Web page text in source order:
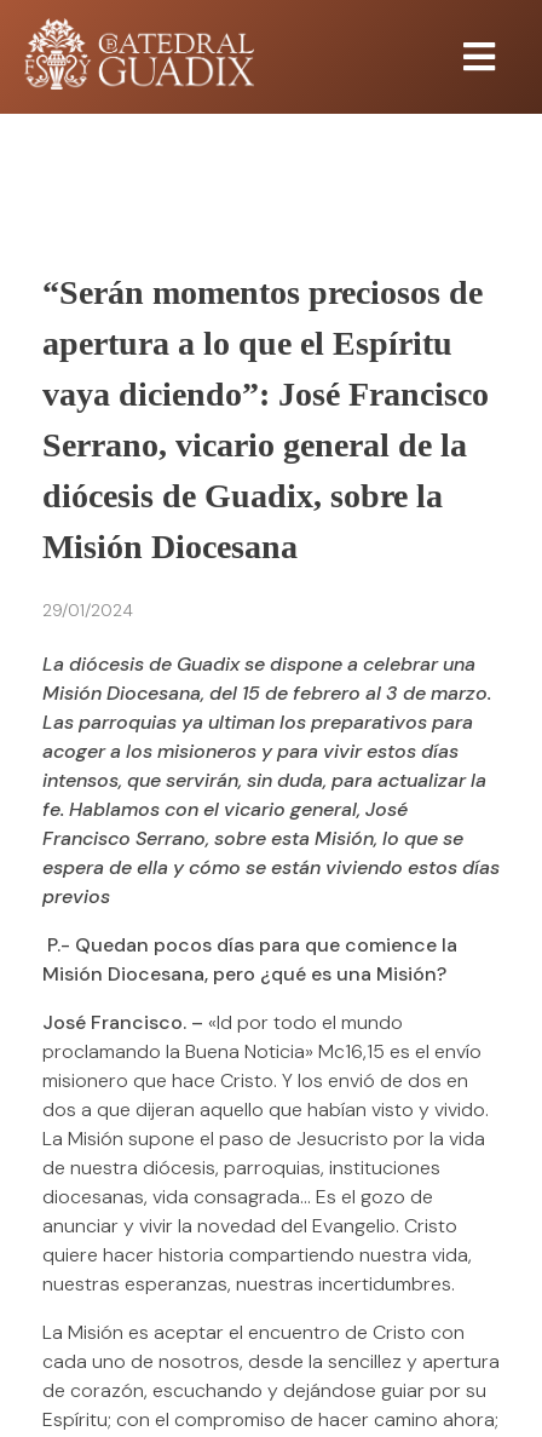
“Serán momentos preciosos de
apertura a lo que el Espíritu
vaya diciendo”: José Francisco
Serrano, vicario general de la
diócesis de Guadix, sobre la
Misión Diocesana
29/01/2024
La diócesis de Guadix se dispone a celebrar una
Misión Diocesana, del 15 de febrero al 3 de marzo.
Las parroquias ya ultiman los preparativos para
acoger a los misioneros y para vivir estos días
intensos, que servirán, sin duda, para actualizar la
fe. Hablamos con el vicario general, José
Francisco Serrano, sobre esta Misión, lo que se
espera de ella y cómo se están viviendo estos días
previos
P.- Quedan pocos días para que comience la
Misión Diocesana, pero ¿qué es una Misión?
José Francisco. – «Id por todo el mundo
proclamando la Buena Noticia» Mc16,15 es el envío
misionero que hace Cristo. Y los envió de dos en
dos a que dijeran aquello que habían visto y vivido.
La Misión supone el paso de Jesucristo por la vida
de nuestra diócesis, parroquias, instituciones
diocesanas, vida consagrada… Es el gozo de
anunciar y vivir la novedad del Evangelio. Cristo
quiere hacer historia compartiendo nuestra vida,
nuestras esperanzas, nuestras incertidumbres.
La Misión es aceptar el encuentro de Cristo con
cada uno de nosotros, desde la sencillez y apertura
de corazón, escuchando y dejándose guiar por su
Espíritu; con el compromiso de hacer camino ahora;